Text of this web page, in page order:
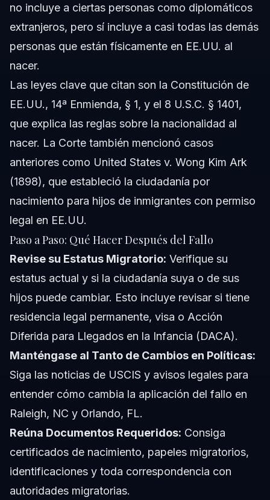
no incluye a ciertas personas como diplomáticos
extranjeros, pero sí incluye a casi todas las demás
personas que están físicamente en EE.UU. al
nacer.
Las leyes clave que citan son la Constitución de
EE.UU., 14ª Enmienda, § 1, y el 8 U.S.C. § 1401,
que explica las reglas sobre la nacionalidad al
nacer. La Corte también mencionó casos
anteriores como United States v. Wong Kim Ark
(1898), que estableció la ciudadanía por
nacimiento para hijos de inmigrantes con permiso
legal en EE.UU.
Paso a Paso: Qué Hacer Después del Fallo
Revise su Estatus Migratorio: Verifique su
estatus actual y si la ciudadanía suya o de sus
hijos puede cambiar. Esto incluye revisar si tiene
residencia legal permanente, visa o Acción
Diferida para Llegados en la Infancia (DACA).
Manténgase al Tanto de Cambios en Políticas:
Siga las noticias de USCIS y avisos legales para
entender cómo cambia la aplicación del fallo en
Raleigh, NC y Orlando, FL.
Reúna Documentos Requeridos: Consiga
certificados de nacimiento, papeles migratorios,
identificaciones y toda correspondencia con
autoridades migratorias.